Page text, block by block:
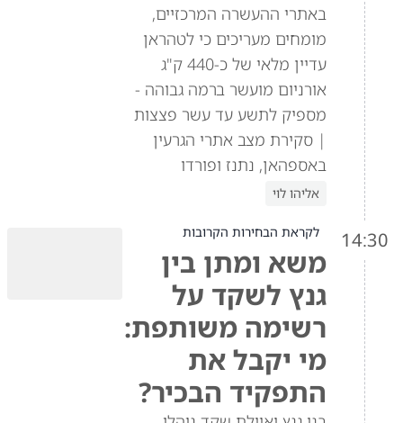
באתרי ההעשרה המרכזיים,
מומחים מעריכים כי לטהראן
עדיין מלאי של כ-440 ק"ג
אורניום מועשר ברמה גבוהה -
מספיק לתשע עד עשר פצצות
| סקירת מצב אתרי הגרעין
באספהאן, נתנז ופורדו
אליהו לוי
14:30 לקראת הבחירות הקרובות
משא ומתן בין
גנץ לשקד על
רשימה משותפת:
מי יקבל את
התפקיד הבכיר?